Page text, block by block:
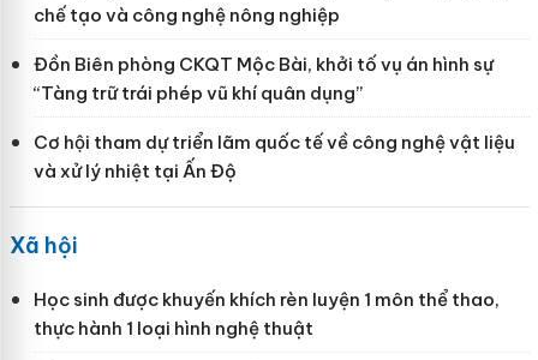
chế tạo và công nghệ nông nghiệp
Đồn Biên phòng CKQT Mộc Bài, khởi tố vụ án hình sự
“Tàng trữ trái phép vũ khí quân dụng”
Cơ hội tham dự triển lãm quốc tế về công nghệ vật liệu
và xử lý nhiệt tại Ấn Độ
Xã hội
Học sinh được khuyến khích rèn luyện 1 môn thể thao,
thực hành 1 loại hình nghệ thuật